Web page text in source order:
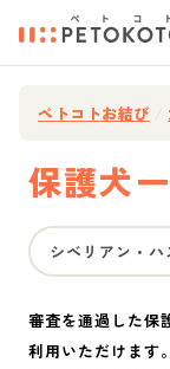
ペトコトお結び
保護犬
シベリアン・ハ
審査を通過した保
利用いただけます